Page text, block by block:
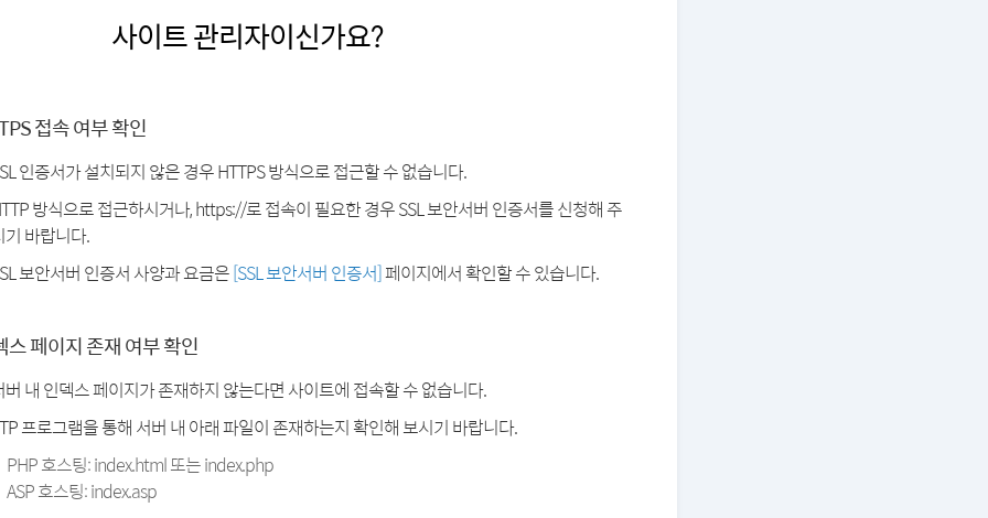
사이트 관리자이신가요?
접속 여부 확인
인증서가 설치되지 않은 경우 HTTPS 방식으로 접근할 수 없습니다.
방식으로 접근하시거나, https://로 접속이 필요한 경우 SSL 보안서버 인증서를 신청해 주
기 바랍니다.
보안서버 인증서 사양과 요금은[SSL 보안서버 인증서]페이지에서 확인할 수 있습니다.
스 페이지 존재 여부 확인
버 내 인덱스 페이지가 존재하지 않는다면 사이트에 접속할 수 없습니다.
프로그램을 통해 서버 내 아래 파일이 존재하는지 확인해 보시기 바랍니다.
PHP 호스팅: index.html 또는 index.php
ASP 호스팅: index.asp